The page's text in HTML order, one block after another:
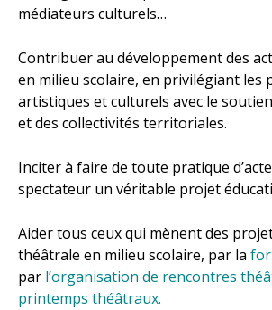
médiateurs culturels…
Contribuer au développement des
en milieu scolaire, en privilégiant les
artistiques et culturels avec le
et des collectivités territoriales.
Inciter à faire de toute pratique
spectateur un véritable projet
Aider tous ceux qui mènent des
théâtrale en milieu scolaire, par la
par l’organisation de rencontres
printemps théâtraux.